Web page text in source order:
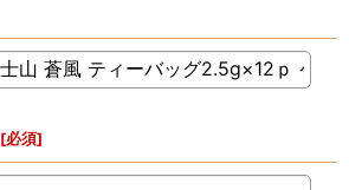
[必須]